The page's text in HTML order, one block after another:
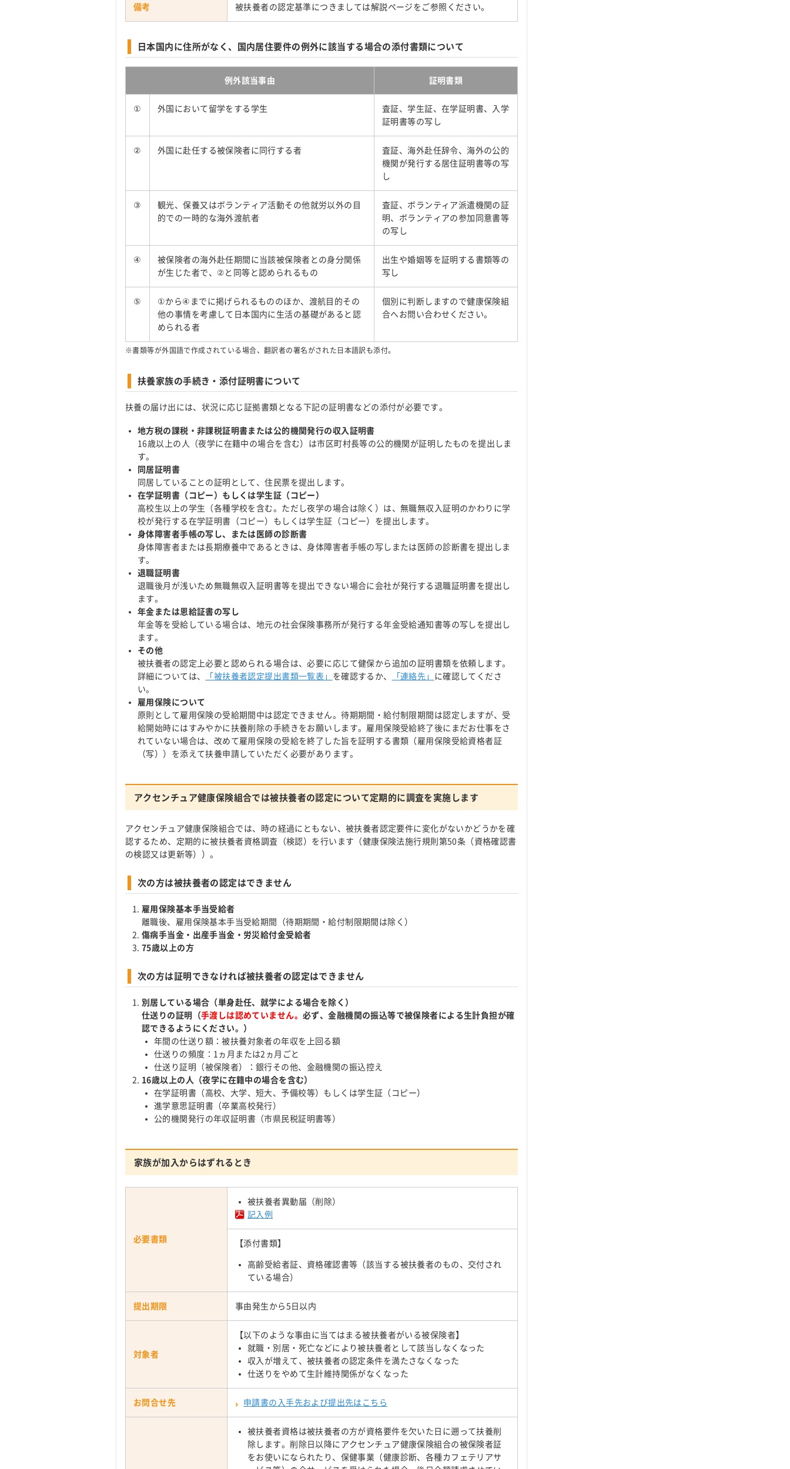
備考 被扶養者の認定基準につきましては解説ページをご参照ください。
日本国内に住所がなく、国内居住要件の例外に該当する場合の添付書類について
例外該当事由 証明書類
① 外国において留学をする学生
査証、学生証、在学証明書、入学
証明書等の写し
② 外国に赴任する被保険者に同行する者
査証、海外赴任辞令、海外の公的
機関が発行する居住証明書等の写
し
③
観光、保養又はボランティア活動その他就労以外の目
的での一時的な海外渡航者
査証、ボランティア派遣機関の証
明、ボランティアの参加同意書等
の写し
④
被保険者の海外赴任期間に当該被保険者との身分関係
が生じた者で、②と同等と認められるもの
出生や婚姻等を証明する書類等の
写し
⑤
①から④までに掲げられるもののほか、渡航目的その
他の事情を考慮して日本国内に生活の基礎があると認
められる者
個別に判断しますので健康保険組
合へお問い合わせください。
※書類等が外国語で作成されている場合、翻訳者の署名がされた日本語訳も添付。
扶養家族の手続き・添付証明書について
扶養の届け出には、状況に応じ証拠書類となる下記の証明書などの添付が必要です。
地方税の課税・非課税証明書または公的機関発行の収入証明書
16歳以上の人（夜学に在籍中の場合を含む）は市区町村長等の公的機関が証明したものを提出しま
す。
同居証明書
同居していることの証明として、住民票を提出します。
在学証明書（コピー）もしくは学生証（コピー）
高校生以上の学生（各種学校を含む。ただし夜学の場合は除く）は、無職無収入証明のかわりに学
校が発行する在学証明書（コピー）もしくは学生証（コピー）を提出します。
身体障害者手帳の写し、または医師の診断書
身体障害者または長期療養中であるときは、身体障害者手帳の写しまたは医師の診断書を提出しま
す。
退職証明書
退職後月が浅いため無職無収入証明書等を提出できない場合に会社が発行する退職証明書を提出し
ます。
年金または恩給証書の写し
年金等を受給している場合は、地元の社会保険事務所が発行する年金受給通知書等の写しを提出し
ます。
その他
被扶養者の認定上必要と認められる場合は、必要に応じて健保から追加の証明書類を依頼します。
詳細については、
「被扶養者認定提出書類一覧表」 を確認するか、 「連絡先」 に確認してくださ
い。
雇用保険について
原則として雇用保険の受給期間中は認定できません。待期期間・給付制限期間は認定しますが、受
給開始時にはすみやかに扶養削除の手続きをお願いします。雇用保険受給終了後にまだお仕事をさ
れていない場合は、改めて雇用保険の受給を終了した旨を証明する書類（雇用保険受給資格者証
（写））を添えて扶養申請していただく必要があります。
アクセンチュア健康保険組合では被扶養者の認定について定期的に調査を実施します
アクセンチュア健康保険組合では、時の経過にともない、被扶養者認定要件に変化がないかどうかを確
認するため、定期的に被扶養者資格調査（検認）を行います（健康保険法施行規則第50条（資格確認書
の検認又は更新等））。
次の方は被扶養者の認定はできません
雇用保険基本手当受給者
離職後、雇用保険基本手当受給期間（待期期間・給付制限期間は除く）
傷病手当金・出産手当金・労災給付金受給者
75歳以上の方
次の方は証明できなければ被扶養者の認定はできません
別居している場合（単身赴任、就学による場合を除く）
仕送りの証明（手渡しは認めていません。 必ず、金融機関の振込等で被保険者による生計負担が確
認できるようにください。）
年間の仕送り額：被扶養対象者の年収を上回る額
仕送りの頻度：1ヵ月または2ヵ月ごと
仕送り証明（被保険者）：銀行その他、金融機関の振込控え
16歳以上の人（夜学に在籍中の場合を含む）
在学証明書（高校、大学、短大、予備校等）もしくは学生証（コピー）
進学意思証明書（卒業高校発行）
公的機関発行の年収証明書（市県民税証明書等）
家族が加入からはずれるとき
必要書類
被扶養者異動届（削除）
記入例
【添付書類】
高齢受給者証、資格確認書等（該当する被扶養者のもの、交付され
ている場合）
提出期限 事由発生から5日以内
対象者
【以下のような事由に当てはまる被扶養者がいる被保険者】
就職・別居・死亡などにより被扶養者として該当しなくなった
収入が増えて、被扶養者の認定条件を満たさなくなった
仕送りをやめて生計維持関係がなくなった
お問合せ先 申請書の入手先および提出先はこちら
被扶養者資格は被扶養者の方が資格要件を欠いた日に遡って扶養削
除します。削除日以降にアクセンチュア健康保険組合の被保険者証
をお使いになられたり、保健事業（健康診断、各種カフェテリアサ